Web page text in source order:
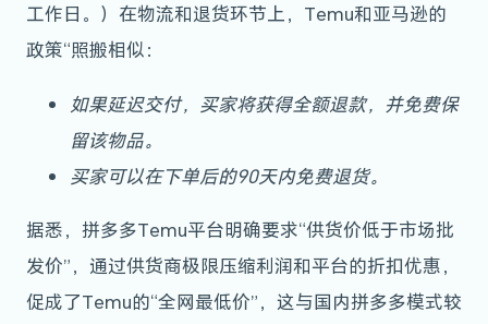
工作日。）在物流和退货环节上，Temu和亚马逊的
政策“照搬相似：
如果延迟交付，买家将获得全额退款，并免费保
留该物品。
买家可以在下单后的90天内免费退货。
据悉，拼多多Temu平台明确要求“供货价低于市场批
发价”，通过供货商极限压缩利润和平台的折扣优惠，
促成了Temu的“全网最低价”，这与国内拼多多模式较